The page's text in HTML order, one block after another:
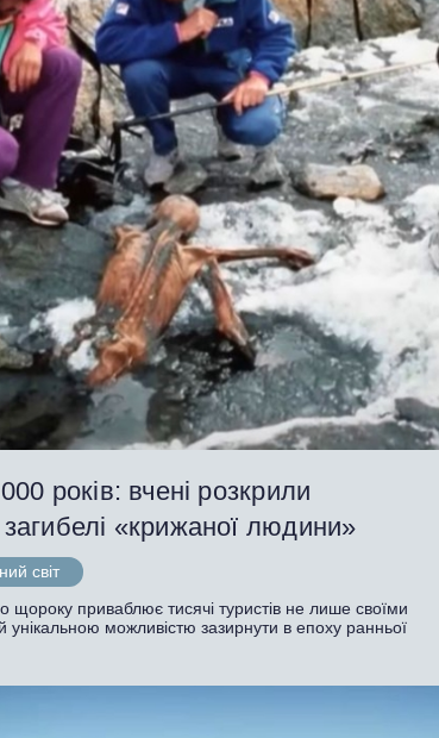
років: вчені розкрили
«крижаної людини»
світ
щороку приваблює тисячі туристів не лише своїми
унікальною можливістю зазирнути в епоху ранньої